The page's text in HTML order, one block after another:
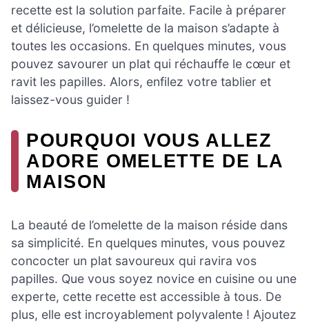
recette est la solution parfaite. Facile à préparer
et délicieuse, l’omelette de la maison s’adapte à
toutes les occasions. En quelques minutes, vous
pouvez savourer un plat qui réchauffe le cœur et
ravit les papilles. Alors, enfilez votre tablier et
laissez-vous guider !
POURQUOI VOUS ALLEZ
ADORE OMELETTE DE LA
MAISON
La beauté de l’omelette de la maison réside dans
sa simplicité. En quelques minutes, vous pouvez
concocter un plat savoureux qui ravira vos
papilles. Que vous soyez novice en cuisine ou une
experte, cette recette est accessible à tous. De
plus, elle est incroyablement polyvalente ! Ajoutez